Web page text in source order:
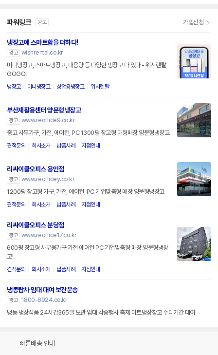
파워링크 광고 가입신청
냉장고에 스마트함을 더하다!
광고 wishrental.co.kr
미니냉장고, 스마트냉장고, 대용량 등 다양한 냉장고 다 있다 - 위시렌탈
GOGO!
냉장고 미니냉장고 상업용냉장고 위시렌탈
부산재활용센터 양문형냉장고
광고 www.reoffice9.co.kr
중고 사무가구, 가전, 에어컨, PC 1300평 창고형 대형매장 양문형냉장고
견적문의 회사소개 납품사례 지점안내
리싸이클오피스 용인점
광고 www.reofficey.co.kr
1200평 창고형 가구, 가전, 에어컨, PC 기업맞춤형 매장 양문형냉장고
견적문의 회사소개 납품사례 지점안내
리싸이클오피스 분당점
광고 www.reoffice17.co.kr
600평 창고형 사무용가구 가전 에어컨 PC 기업맞춤형 매장 양문형냉장
고!
견적문의 회사소개 납품사례 지점안내
냉동탑차 임대 대여 보관운송
광고 1800-8924.co.kr
냉동 냉장식품 24시간365일 보관 임대 각종행사 축제 마트냉장창고 수리기간 대여
빠른배송 안내